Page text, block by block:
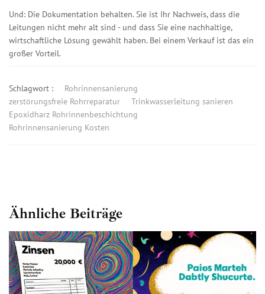
Und: Die Dokumentation behalten. Sie ist Ihr Nachweis, dass die
Leitungen nicht mehr alt sind - und dass Sie eine nachhaltige,
wirtschaftliche Lösung gewählt haben. Bei einem Verkauf ist das ein
großer Vorteil.
Schlagwort :
Rohrinnensanierung
zerstörungsfreie Rohrreparatur
Trinkwasserleitung sanieren
Epoxidharz Rohrinnenbeschichtung
Rohrinnensanierung Kosten
Ähnliche Beiträge